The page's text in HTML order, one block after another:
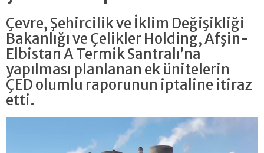
Çevre, Şehircilik ve İklim Değişikliği
Bakanlığı ve Çelikler Holding, Afşin-
Elbistan A Termik Santralı’na
yapılması planlanan ek ünitelerin
ÇED olumlu raporunun iptaline itiraz
etti.